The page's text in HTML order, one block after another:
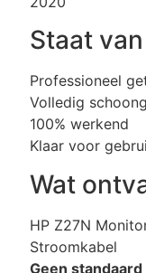
Staat
Professioneel
Volledig
100% werkend
Klaar voor
Wat
HP Z27N
Stroomkabel
Geen